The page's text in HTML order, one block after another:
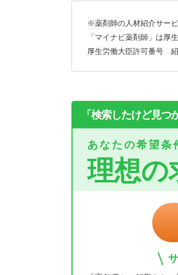
※薬剤師の人材紹介サー
「マイナビ薬剤師」は厚
厚生労働大臣許可番号
「検索したけど見
あなたの希望条
理想